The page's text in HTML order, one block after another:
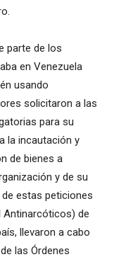
parte de los
en Venezuela
usando
solicitaron a las
para su
la incautación y
de bienes a
y de su
estas peticiones
Antinarcóticos) de
llevaron a cabo
las Órdenes